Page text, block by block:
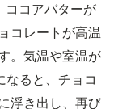
ココアバターが
コレートが高温
。気温や室温が
ると、チョコ
浮き出し、再び